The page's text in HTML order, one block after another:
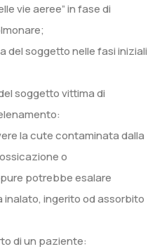
vie aeree” in fase di
del soggetto nelle fasi iniziali
soggetto vittima di
la cute contaminata dalla
o
potrebbe esalare
ingerito od assorbito
di un paziente: